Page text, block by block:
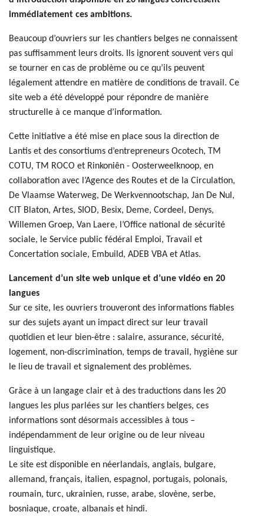
immédiatement ces ambitions.
Beaucoup d’ouvriers sur les chantiers belges ne connaissent
pas suffisamment leurs droits. Ils ignorent souvent vers qui
se tourner en cas de problème ou ce qu’ils peuvent
légalement attendre en matière de conditions de travail. Ce
site web a été développé pour répondre de manière
structurelle à ce manque d’information.
Cette initiative a été mise en place sous la direction de
Lantis et des consortiums d’entrepreneurs Ocotech, TM
COTU, TM ROCO et Rinkoniên - Oosterweelknoop, en
collaboration avec l’Agence des Routes et de la Circulation,
De Vlaamse Waterweg, De Werkvennootschap, Jan De Nul,
CIT Blaton, Artes, SIOD, Besix, Deme, Cordeel, Denys,
Willemen Groep, Van Laere, l’Office national de sécurité
sociale, le Service public fédéral Emploi, Travail et
Concertation sociale, Embuild, ADEB VBA et Atlas.
Lancement d’un site web unique et d’une vidéo en 20
langues
Sur ce site, les ouvriers trouveront des informations fiables
sur des sujets ayant un impact direct sur leur travail
quotidien et leur bien-être : salaire, assurance, sécurité,
logement, non-discrimination, temps de travail, hygiène sur
le lieu de travail et signalement des problèmes.
Grâce à un langage clair et à des traductions dans les 20
langues les plus parlées sur les chantiers belges, ces
informations sont désormais accessibles à tous –
indépendamment de leur origine ou de leur niveau
linguistique.
Le site est disponible en néerlandais, anglais, bulgare,
allemand, français, italien, espagnol, portugais, polonais,
roumain, turc, ukrainien, russe, arabe, slovène, serbe,
bosniaque, croate, albanais et hindi.